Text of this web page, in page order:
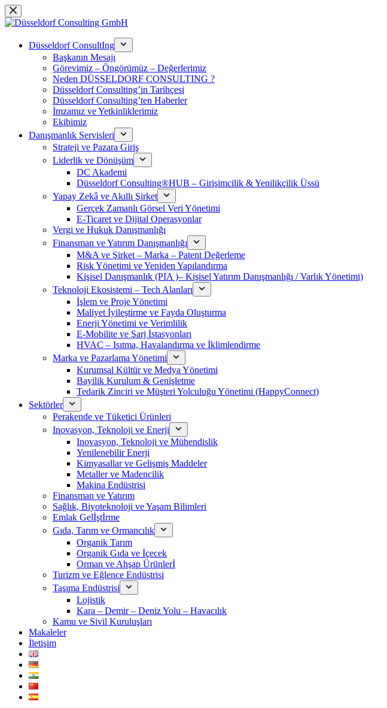
Skip
to
Düsseldorf ConsultIng
Başkanın Mesajı
Görevimiz – Öngörümüz – Değerlerimiz
Neden DÜSSELDORF CONSULTING ?
Düsseldorf Consulting’in Tarihçesi
Düsseldorf Consulting’ten Haberler
İmzamız ve Yetkinliklerimiz
Ekibimiz
Danışmanlık Servisleri
Strateji ve Pazara Giriş
Liderlik ve Dönüşüm
DC Akademi
Düsseldorf Consulting®HUB – Girişimcilik & Yenilikçilik Üssü
Yapay Zekâ ve Akıllı Şirket
Gerçek Zamanlı Görsel Veri Yönetimi
E-Ticaret ve Dijital Operasyonlar
Vergi ve Hukuk Danışmanlığı
Finansman ve Yatırım Danışmanlığı
M&A ve Şirket – Marka – Patent Değerleme
Risk Yönetimi ve Yeniden Yapılandırma
Kişisel Danışmanlık (PIA )– Kişisel Yatırım Danışmanlığı / Varlık Yönetimi)
Teknoloji Ekosistemi – Tech Alanları
İşlem ve Proje Yönetimi
Maliyet İyileştirme ve Fayda Oluşturma
Enerji Yönetimi ve Verimlilik
E-Mobilite ve Şarj İstasyonları
HVAC – Isıtma, Havalandırma ve İklimlendirme
Marka ve Pazarlama Yönetimi
Kurumsal Kültür ve Medya Yönetimi
Bayilik Kurulum & Genişletme
Tedarik Zinciri ve Müşteri Yolculuğu Yönetimi (HappyConnect)
Sektörler
Perakende ve Tüketici Ürünleri
Inovasyon, Teknoloji ve Enerji
Inovasyon, Teknoloji ve Mühendislik
Yenilenebilir Enerji
Kimyasallar ve Gelişmiş Maddeler
Metaller ve Madencilik
Makina Endüstrisi
Finansman ve Yatırım
Sağlık, Biyoteknoloji ve Yaşam Bilimleri
Emlak Gelİştİrme
Gıda, Tarım ve Ormancılık
Organik Tarım
Organik Gıda ve İçecek
Orman ve Ahşap Ürünlerİ
Turizm ve Eğlence Endüstrisi
Taşıma Endüstrisi
Lojistik
Kara – Demir – Deniz Yolu – Havacılık
Kamu ve Sivil Kuruluşları
Makaleler
İletişim